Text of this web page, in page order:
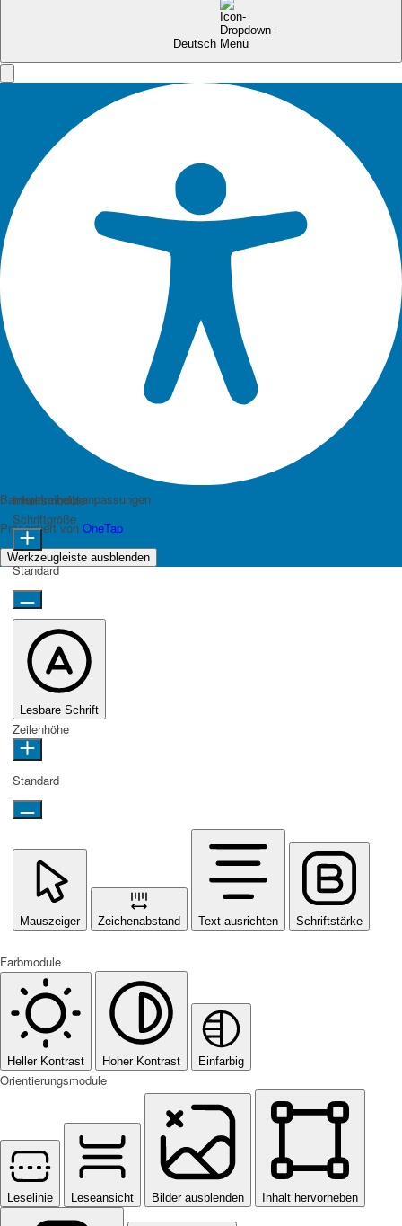
Deutsch
Barrierefreiheitsanpassungen
Präsentiert von OneTap
Werkzeugleiste ausblenden
Inhaltsmodule
Schriftgröße
Standard
Lesbare Schrift
Zeilenhöhe
Standard
Mauszeiger Zeichenabstand Text ausrichten Schriftstärke
Farbmodule
Heller Kontrast Hoher Kontrast Einfarbig
Orientierungsmodule
Leselinie Leseansicht Bilder ausblenden Inhalt hervorheben